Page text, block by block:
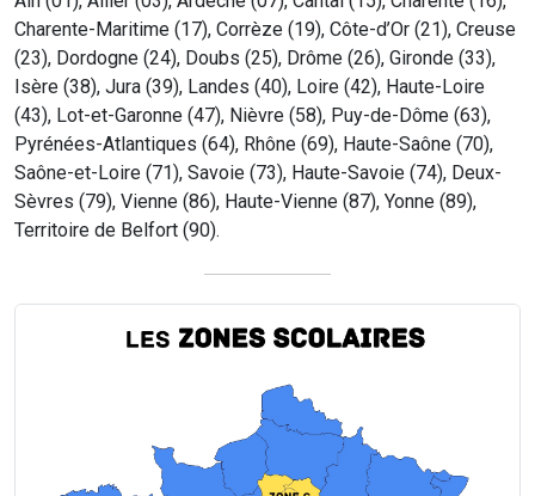
Charente-Maritime (17), Corrèze (19), Côte-d’Or (21), Creuse
(23), Dordogne (24), Doubs (25), Drôme (26), Gironde (33),
Isère (38), Jura (39), Landes (40), Loire (42), Haute-Loire
(43), Lot-et-Garonne (47), Nièvre (58), Puy-de-Dôme (63),
Pyrénées-Atlantiques (64), Rhône (69), Haute-Saône (70),
Saône-et-Loire (71), Savoie (73), Haute-Savoie (74), Deux-
Sèvres (79), Vienne (86), Haute-Vienne (87), Yonne (89),
Territoire de Belfort (90).